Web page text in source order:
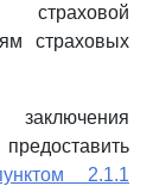
страховых
2.1.1